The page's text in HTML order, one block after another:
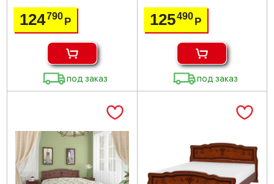
124790Р
под заказ
125490 Р
под заказ